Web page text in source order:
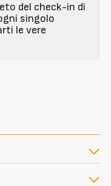
del check-in di
singolo
le vere